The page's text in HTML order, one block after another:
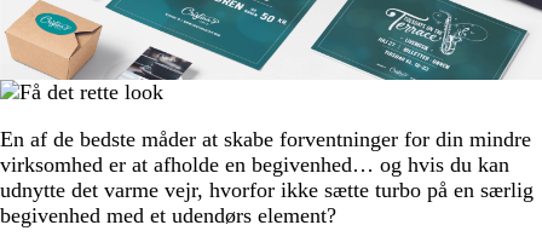
En af de bedste måder at skabe forventninger for din mindre
virksomhed er at afholde en begivenhed… og hvis du kan
udnytte det varme vejr, hvorfor ikke sætte turbo på en særlig
begivenhed med et udendørs element?